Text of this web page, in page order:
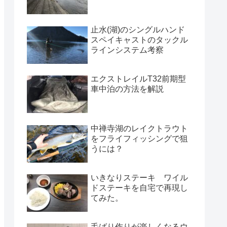
止水(湖)のシングルハンド
スペイキャストのタックル
ラインシステム考察
エクストレイルT32前期型
車中泊の方法を解説
中禅寺湖のレイクトラウト
をフライフィッシングで狙
うには？
いきなりステーキ ワイル
ドステーキを自宅で再現し
てみた。